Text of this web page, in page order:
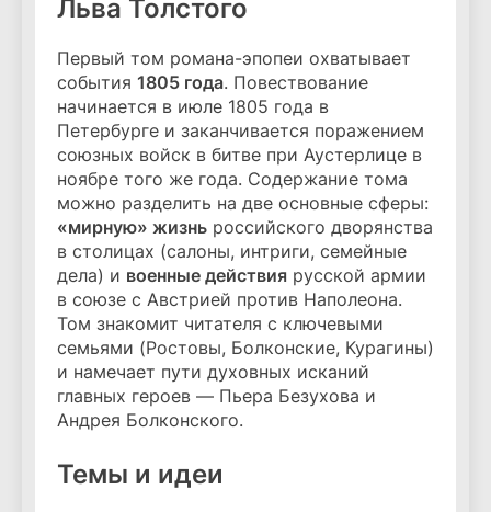
Льва Толстого
Первый том романа-эпопеи охватывает
события 1805 года. Повествование
начинается в июле 1805 года в
Петербурге и заканчивается поражением
союзных войск в битве при Аустерлице в
ноябре того же года. Содержание тома
можно разделить на две основные сферы:
«мирную» жизнь российского дворянства
в столицах (салоны, интриги, семейные
дела) и военные действия русской армии
в союзе с Австрией против Наполеона.
Том знакомит читателя с ключевыми
семьями (Ростовы, Болконские, Курагины)
и намечает пути духовных исканий
главных героев — Пьера Безухова и
Андрея Болконского.
Темы и идеи